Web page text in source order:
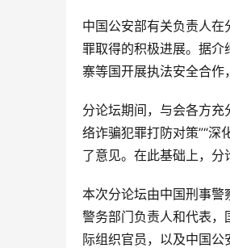
中国公安部有关负责人
罪取得的积极进展。据
寨等国开展执法安全合作
分论坛期间，与会各方充
络诈骗犯罪打防对策”“深
了意见。在此基础上，分
本次分论坛由中国刑事警
警务部门负责人和代表
际组织官员，以及中国公